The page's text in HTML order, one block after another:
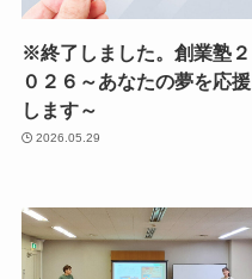
※終了しました。創業塾２
０２６～あなたの夢を応援
します～
2026.05.29